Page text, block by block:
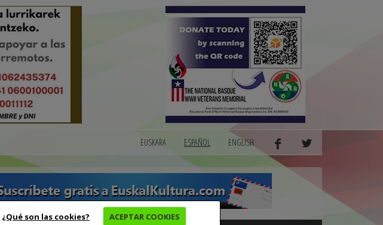
¿Qué son las cookies? ACEPTAR COOKIES
EUSKARA ESPAÑOL ENGLISH